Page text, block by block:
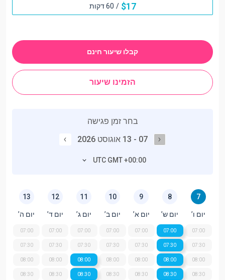
17
$
/ 60 דקות
קבלו שיעור חינם
הזמינו שיעור
בחר זמן פגישה
07 - 13 אוגוסט 2026
UTC GMT +00:00
7
יום ו’
07:00
07:30
08:00
08:30
8
יום ש’
07:00
07:30
08:00
08:30
9
יום א’
07:00
07:30
08:00
08:30
10
יום ב’
07:00
07:30
08:00
08:30
11
יום ג’
07:00
07:30
08:00
08:30
12
יום ד’
07:00
07:30
08:00
08:30
13
יום ה’
07:00
07:30
08:00
08:30